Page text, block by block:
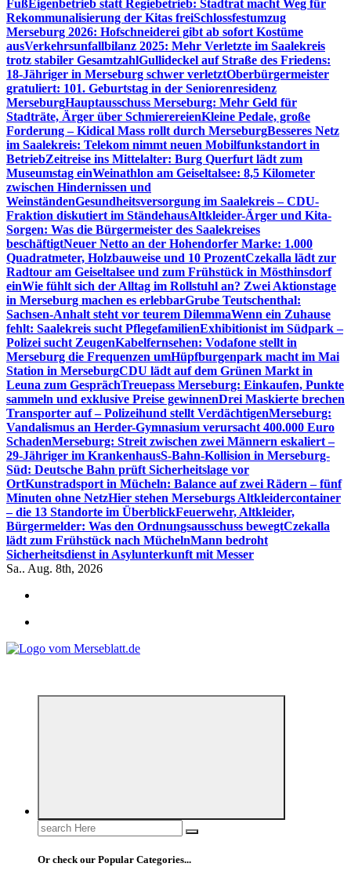
FußEigenbetrieb statt Regiebetrieb: Stadtrat macht Weg für
Rekommunalisierung der Kitas freiSchlossfestumzug
Merseburg 2026: Hofschneiderei gibt ab sofort Kostüme
ausVerkehrsunfallbilanz 2025: Mehr Verletzte im Saalekreis
trotz stabiler GesamtzahlGullideckel auf Straße des Friedens:
18-Jähriger in Merseburg schwer verletztOberbürgermeister
gratuliert: 101. Geburtstag in der Seniorenresidenz
MerseburgHauptausschuss Merseburg: Mehr Geld für
Stadträte, Ärger über SchmierereienKleine Pedale, große
Forderung – Kidical Mass rollt durch MerseburgBesseres Netz
im Saalekreis: Telekom nimmt neuen Mobilfunkstandort in
BetriebZeitreise ins Mittelalter: Burg Querfurt lädt zum
Museumstag einWeinathlon am Geiseltalsee: 8,5 Kilometer
zwischen Hindernissen und
WeinständenGesundheitsversorgung im Saalekreis – CDU-
Fraktion diskutiert im StändehausAltkleider-Ärger und Kita-
Sorgen: Was die Bürgermeister des Saalekreises
beschäftigtNeuer Netto an der Hohendorfer Marke: 1.000
Quadratmeter, Holzbauweise und 10 ProzentCzekalla lädt zur
Radtour am Geiseltalsee und zum Frühstück in Mösthinsdorf
einWie fühlt sich der Alltag im Rollstuhl an? Zwei Aktionstage
in Merseburg machen es erlebbarGrube Teutschenthal:
Sachsen-Anhalt steht vor teurem DilemmaWenn ein Zuhause
fehlt: Saalekreis sucht PflegefamilienExhibitionist im Südpark –
Polizei sucht ZeugenKabelfernsehen: Vodafone stellt in
Merseburg die Frequenzen umHüpfburgenpark macht im Mai
Station in MerseburgCDU lädt auf dem Grünen Markt in
Leuna zum GesprächTreuepass Merseburg: Einkaufen, Punkte
sammeln und exklusive Preise gewinnenDrei Maskierte brechen
Transporter auf – Polizeihund stellt VerdächtigenMerseburg:
Vandalismus an Herder-Gymnasium verursacht 400.000 Euro
SchadenMerseburg: Streit zwischen zwei Männern eskaliert –
29-Jähriger im KrankenhausS-Bahn-Kollision in Merseburg-
Süd: Deutsche Bahn prüft Sicherheitslage vor
OrtKunstradsport in Mücheln: Balance auf zwei Rädern – fünf
Minuten ohne NetzHier stehen Merseburgs Altkleidercontainer
– die 13 Standorte im ÜberblickFeuerwehr, Altkleider,
Bürgermelder: Was den Ordnungsausschuss bewegtCzekalla
lädt zum Frühstück nach MüchelnMann bedroht
Sicherheitsdienst in Asylunterkunft mit Messer
Sa.. Aug. 8th, 2026
Search
for:
Or check our Popular Categories...